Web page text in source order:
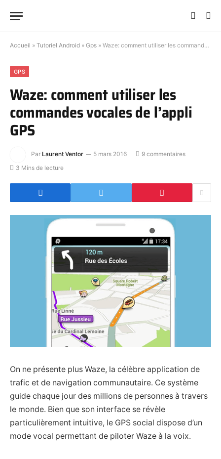
Accueil » Tutoriel Android » Gps » Waze: comment utiliser les commandes vocales de l’appli GPS
GPS
Waze: comment utiliser les
commandes vocales de l’appli
GPS
Par Laurent Ventor 5 mars 2016
9 commentaires
3 Mins de lecture
On ne présente plus Waze, la célèbre application de
trafic et de navigation communautaire. Ce système
guide chaque jour des millions de personnes à travers
le monde. Bien que son interface se révèle
particulièrement intuitive, le GPS social dispose d’un
mode vocal permettant de piloter Waze à la voix.